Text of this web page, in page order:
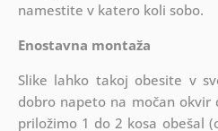
namestite v katero koli sobo.
Enostavna montaža
Slike lahko takoj obesite v
dobro napeto na močan okvir
priložimo 1 do 2 kosa obešal